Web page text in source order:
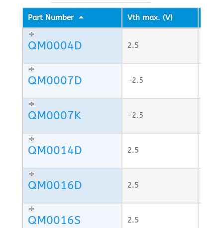
Part Number Vth max. (V)
QM0004D 2.5
QM0007D -2.5
QM0007K -2.5
QM0014D 2.5
QM0016D 2.5
QM0016S 2.5